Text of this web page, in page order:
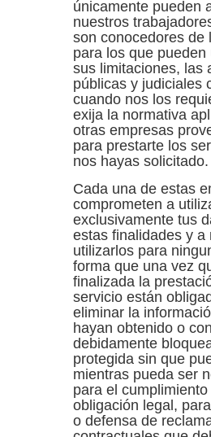
únicamente pueden
nuestros
son conocedores de
para los que pueden
sus limitaciones, las
públicas y judiciales
cuando nos los
exija la normativa
otras empresas
para prestarte los
nos hayas solicitado.
Cada una de estas
comprometen a
exclusivamente tus
estas finalidades y a
utilizarlos para
forma que una vez
finalizada la
servicio están
eliminar la
hayan obtenido o
debidamente
protegida sin que
mientras pueda ser
para el
obligación legal,
o defensa de